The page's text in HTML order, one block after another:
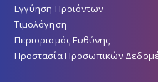
Εγγύηση Προϊόντων
Τιμολόγηση
Περιορισμός Ευθύνης
Προστασία Προσωπικών